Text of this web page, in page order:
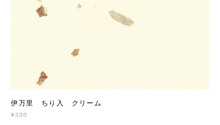
伊万里 ちり入 クリーム
¥330